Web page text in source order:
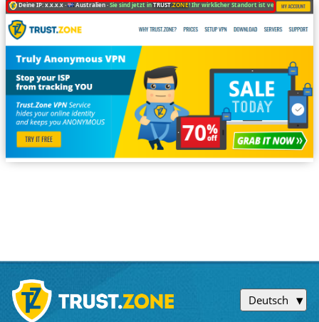
Deine IP: x.x.x.x · Australien ·Sie sind jetzt inTRUST.ZONE! Ihr wirklicher Standort ist versteckt!
Deutsch